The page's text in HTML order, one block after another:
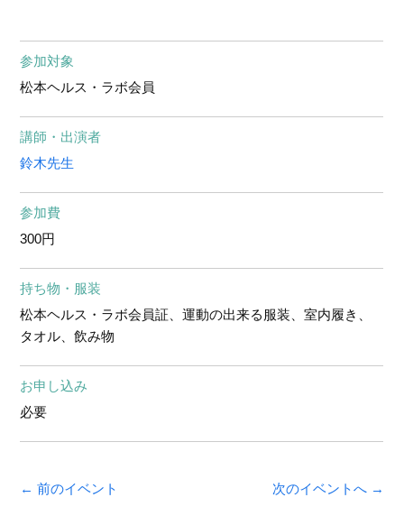
参加対象
松本ヘルス・ラボ会員
講師・出演者
鈴木先生
参加費
300円
持ち物・服装
松本ヘルス・ラボ会員証、運動の出来る服装、室内履き、
タオル、飲み物
お申し込み
必要
← 前のイベント 次のイベントへ →